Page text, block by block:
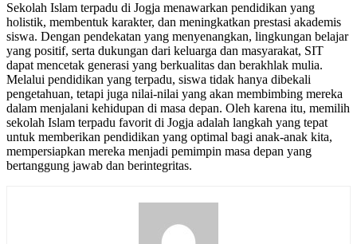
Sekolah Islam terpadu di Jogja menawarkan pendidikan yang
holistik, membentuk karakter, dan meningkatkan prestasi akademis
siswa. Dengan pendekatan yang menyenangkan, lingkungan belajar
yang positif, serta dukungan dari keluarga dan masyarakat, SIT
dapat mencetak generasi yang berkualitas dan berakhlak mulia.
Melalui pendidikan yang terpadu, siswa tidak hanya dibekali
pengetahuan, tetapi juga nilai-nilai yang akan membimbing mereka
dalam menjalani kehidupan di masa depan. Oleh karena itu, memilih
sekolah Islam terpadu favorit di Jogja adalah langkah yang tepat
untuk memberikan pendidikan yang optimal bagi anak-anak kita,
mempersiapkan mereka menjadi pemimpin masa depan yang
bertanggung jawab dan berintegritas.